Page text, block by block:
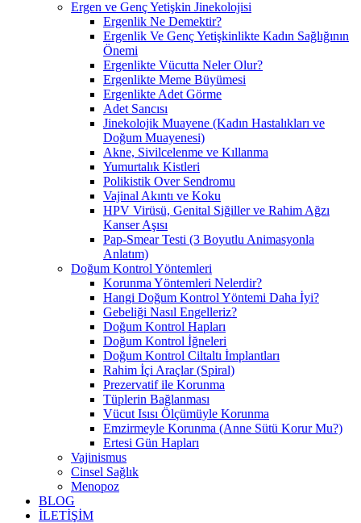
Ergen ve Genç Yetişkin Jinekolojisi
Ergenlik Ne Demektir?
Ergenlik Ve Genç Yetişkinlikte Kadın Sağlığının
Önemi
Ergenlikte Vücutta Neler Olur?
Ergenlikte Meme Büyümesi
Ergenlikte Adet Görme
Adet Sancısı
Jinekolojik Muayene (Kadın Hastalıkları ve
Doğum Muayenesi)
Akne, Sivilcelenme ve Kıllanma
Yumurtalık Kistleri
Polikistik Over Sendromu
Vajinal Akıntı ve Koku
HPV Virüsü, Genital Siğiller ve Rahim Ağzı
Kanser Aşısı
Pap-Smear Testi (3 Boyutlu Animasyonla
Anlatım)
Doğum Kontrol Yöntemleri
Korunma Yöntemleri Nelerdir?
Hangi Doğum Kontrol Yöntemi Daha İyi?
Gebeliği Nasıl Engelleriz?
Doğum Kontrol Hapları
Doğum Kontrol İğneleri
Doğum Kontrol Ciltaltı İmplantları
Rahim İçi Araçlar (Spiral)
Prezervatif ile Korunma
Tüplerin Bağlanması
Vücut Isısı Ölçümüyle Korunma
Emzirmeyle Korunma (Anne Sütü Korur Mu?)
Ertesi Gün Hapları
Vajinismus
Cinsel Sağlık
Menopoz
BLOG
İLETİŞİM